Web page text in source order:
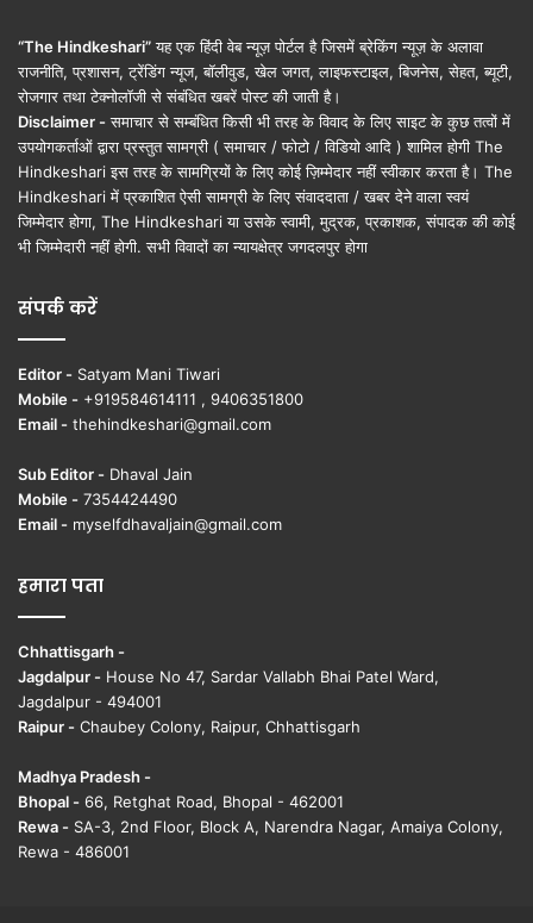
“The Hindkeshari”यह एक हिंदी वेब न्यूज़ पोर्टल है जिसमें ब्रेकिंग न्यूज़ के अलावा
राजनीति, प्रशासन, ट्रेंडिंग न्यूज, बॉलीवुड, खेल जगत, लाइफस्टाइल, बिजनेस, सेहत, ब्यूटी,
रोजगार तथा टेक्नोलॉजी से संबंधित खबरें पोस्ट की जाती है।
Disclaimer - समाचार से सम्बंधित किसी भी तरह के विवाद के लिए साइट के कुछ तत्वों में
उपयोगकर्ताओं द्वारा प्रस्तुत सामग्री ( समाचार / फोटो / विडियो आदि ) शामिल होगी The
Hindkeshari इस तरह के सामग्रियों के लिए कोई ज़िम्मेदार नहीं स्वीकार करता है। The
Hindkeshari में प्रकाशित ऐसी सामग्री के लिए संवाददाता / खबर देने वाला स्वयं
जिम्मेदार होगा, The Hindkeshari या उसके स्वामी, मुद्रक, प्रकाशक, संपादक की कोई
भी जिम्मेदारी नहीं होगी. सभी विवादों का न्यायक्षेत्र जगदलपुर होगा
संपर्क करें
Editor - Satyam Mani Tiwari
Mobile - +919584614111 , 9406351800
Email - thehindkeshari@gmail.com
Sub Editor - Dhaval Jain
Mobile - 7354424490
Email - myselfdhavaljain@gmail.com
हमारा पता
Chhattisgarh -
Jagdalpur - House No 47, Sardar Vallabh Bhai Patel Ward,
Jagdalpur - 494001
Raipur - Chaubey Colony, Raipur, Chhattisgarh
Madhya Pradesh -
Bhopal - 66, Retghat Road, Bhopal - 462001
Rewa - SA-3, 2nd Floor, Block A, Narendra Nagar, Amaiya Colony,
Rewa - 486001